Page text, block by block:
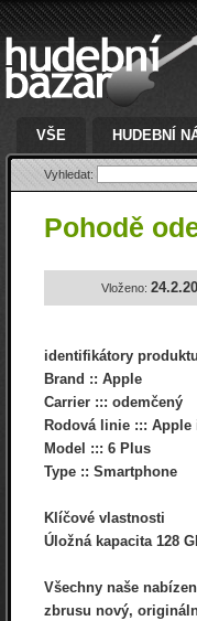
VŠE HUDEBNÍ
Vyhledat:
Pohodě
Vloženo:
identifikátory produktu
Brand :: Apple
Carrier ::: odemčený
Rodová linie ::: Apple
Model ::: 6 Plus
Type :: Smartphone
Klíčové vlastnosti
Úložná kapacita 128
Všechny naše
zbrusu nový,